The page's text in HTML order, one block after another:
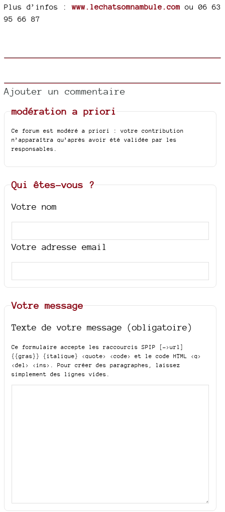
Plus d’infos :www.lechatsomnambule.com ou 06 63
95 66 87
Ajouter un commentaire
modération a priori
Ce forum est modéré a priori : votre contribution
n’apparaîtra qu’après avoir été validée par les
responsables.
Qui êtes-vous ?
Votre nom
Votre adresse email
Votre message
Texte de votre message (obligatoire)
Ce formulaire accepte les raccourcis SPIP
[->url]
{{gras}} {italique} <quote> <code>
et le code HTML <q>
<del> <ins>
. Pour créer des paragraphes, laissez
simplement des lignes vides.